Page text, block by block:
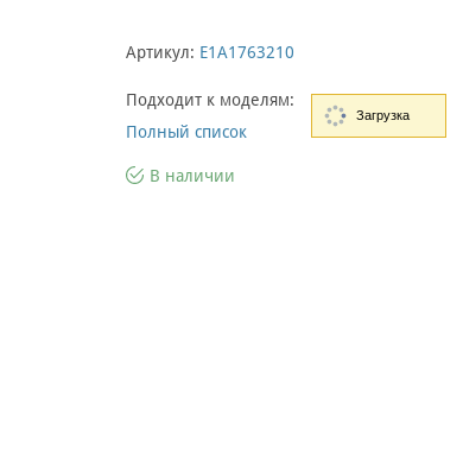
Артикул: E1A1763210
Подходит к моделям:
Полный список
В наличии
Загрузка